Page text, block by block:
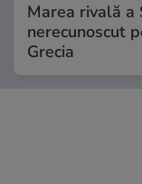
Marea rivală a
nerecunoscut
Grecia